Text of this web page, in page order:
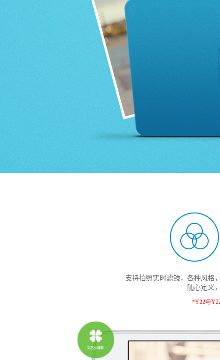
支持拍照实时滤镜，各种风格
随心定义
*Y22与